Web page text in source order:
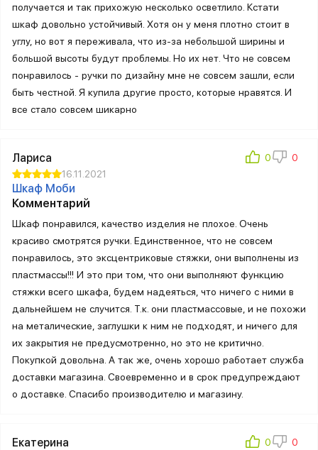
получается и так прихожую несколько осветлило. Кстати
шкаф довольно устойчивый. Хотя он у меня плотно стоит в
углу, но вот я переживала, что из-за небольшой ширины и
большой высоты будут проблемы. Но их нет. Что не совсем
понравилось - ручки по дизайну мне не совсем зашли, если
быть честной. Я купила другие просто, которые нравятся. И
все стало совсем шикарно
Лариса
16.11.2021
Шкаф Моби
Комментарий
Шкаф понравился, качество изделия не плохое. Очень
красиво смотрятся ручки. Единственное, что не совсем
понравилось, это эксцентриковые стяжки, они выполнены из
пластмассы!!! И это при том, что они выполняют функцию
стяжки всего шкафа, будем надеяться, что ничего с ними в
дальнейшем не случится. Т.к. они пластмассовые, и не похожи
на металические, заглушки к ним не подходят, и ничего для
их закрытия не предусмотренно, но это не критично.
Покупкой довольна. А так же, очень хорошо работает служба
доставки магазина. Своевременно и в срок предупреждают
о доставке. Спасибо производителю и магазину.
Екатерина